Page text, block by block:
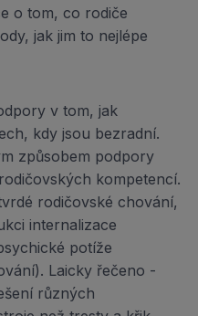
o tom, co rodiče
jak jim to nejlépe
v tom, jak
kdy jsou bezradní.
způsobem podpory
kompetencí.
rodičovské chování,
internalizace
potíže
Laicky řečeno -
různých